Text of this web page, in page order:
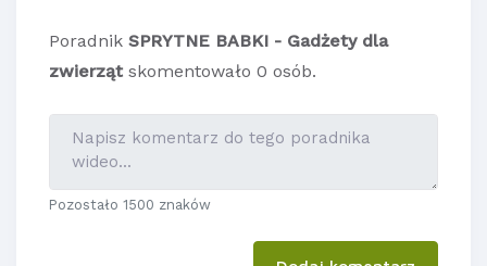
Poradnik SPRYTNE BABKI - Gadżety dla
zwierząt skomentowało 0 osób.
Pozostało 1500 znaków